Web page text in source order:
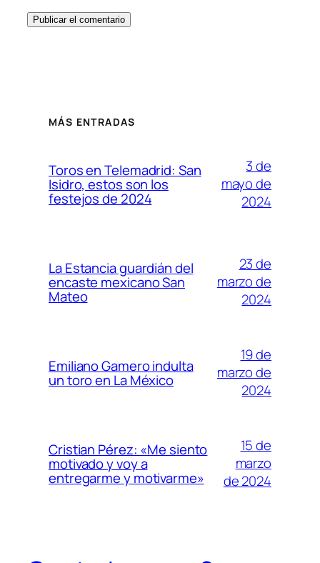
MÁS ENTRADAS
Toros en Telemadrid: San
Isidro, estos son los
festejos de 2024
3 de
mayo de
2024
La Estancia guardián del
encaste mexicano San
Mateo
23 de
marzo de
2024
Emiliano Gamero indulta
un toro en La México
19 de
marzo de
2024
Cristian Pérez: «Me siento
motivado y voy a
entregarme y motivarme»
15 de
marzo
de 2024